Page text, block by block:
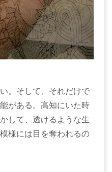
。そして、それだけで
がある。高知にいた時
して、透けるような生
様には目を奪われるの